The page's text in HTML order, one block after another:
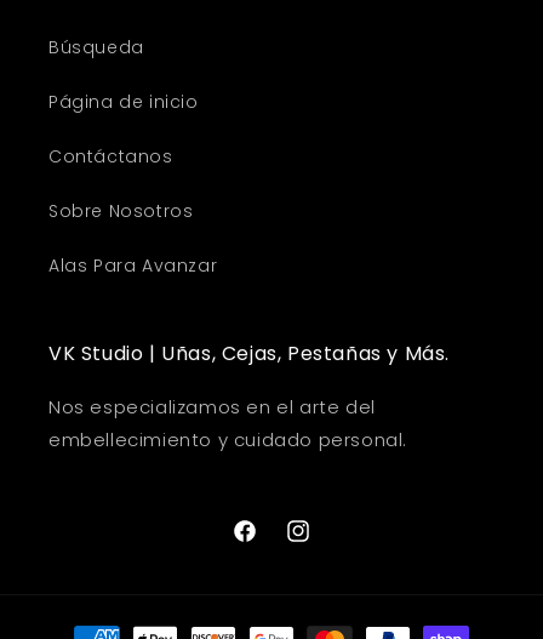
Búsqueda
Página de inicio
Contáctanos
Sobre Nosotros
Alas Para Avanzar
VK Studio | Uñas, Cejas, Pestañas y Más.
Nos especializamos en el arte del
embellecimiento y cuidado personal.
FacebookInstagram
Payment